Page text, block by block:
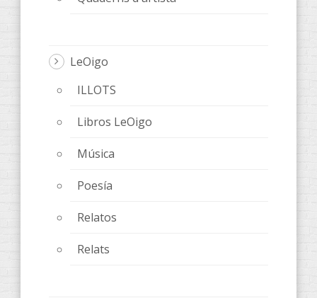
LeOigo
ILLOTS
Libros LeOigo
Música
Poesía
Relatos
Relats